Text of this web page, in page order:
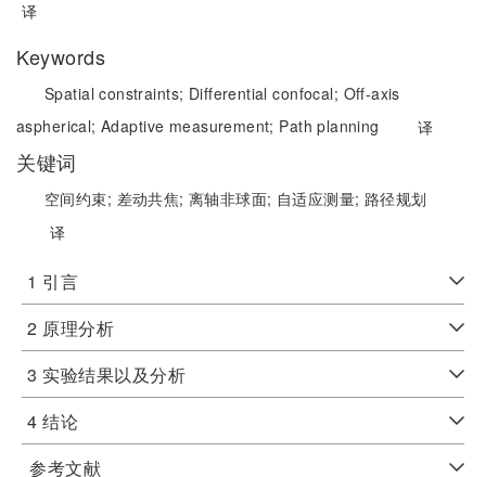
译
Keywords
Spatial constraints; Differential confocal; Off-axis
aspherical;Adaptive measurement; Path planning 译
关键词
空间约束; 差动共焦;离轴非球面; 自适应测量; 路径规划
译
1 引言
2 原理分析
3 实验结果以及分析
4 结论
参考文献